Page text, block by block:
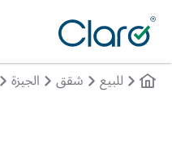
للبيع
شقق الجيزة